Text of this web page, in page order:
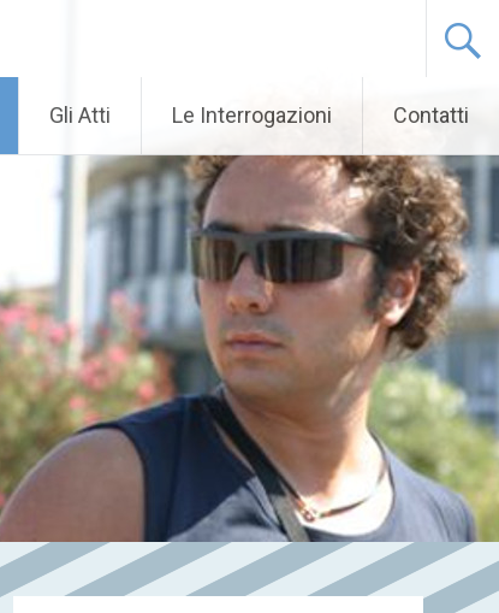
Gli Atti Le Interrogazioni Contatti